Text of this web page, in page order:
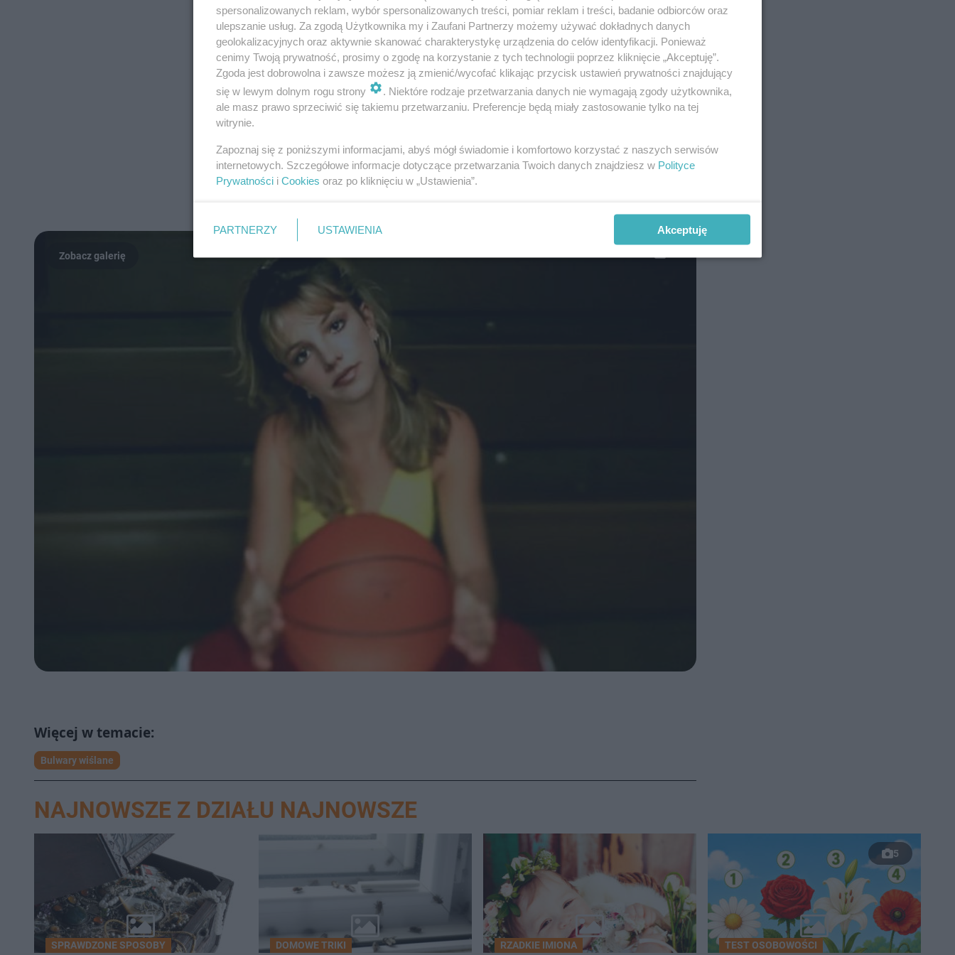
Bulwary wiślane
NAJNOWSZE Z DZIAŁU NAJNOWSZE
SPRAWDZONE SPOSOBY DOMOWE TRIKI RZADKIE IMIONA
5
TEST OSOBOWOŚCI
spersonalizowanych reklam, wybór spersonalizowanych treści, pomiar reklam i treści, badanie odbiorców oraz
ulepszanie usług. Za zgodą Użytkownika my i Zaufani Partnerzy możemy używać dokładnych danych
geolokalizacyjnych oraz aktywnie skanować charakterystykę urządzenia do celów identyfikacji. Ponieważ
cenimy Twoją prywatność, prosimy o zgodę na korzystanie z tych technologii poprzez kliknięcie „Akceptuję”.
Zgoda jest dobrowolna i zawsze możesz ją zmienić/wycofać klikając przycisk ustawień prywatności znajdujący
się w lewym dolnym rogu strony
. Niektóre rodzaje przetwarzania danych nie wymagają zgody użytkownika,
ale masz prawo sprzeciwić się takiemu przetwarzaniu. Preferencje będą miały zastosowanie tylko na tej
witrynie.
Zapoznaj się z poniższymi informacjami, abyś mógł świadomie i komfortowo korzystać z naszych serwisów
internetowych. Szczegółowe informacje dotyczące przetwarzania Twoich danych znajdziesz w Polityce
Prywatności i Cookies oraz po kliknięciu w „Ustawienia”.
PARTNERZY USTAWIENIA Akceptuję